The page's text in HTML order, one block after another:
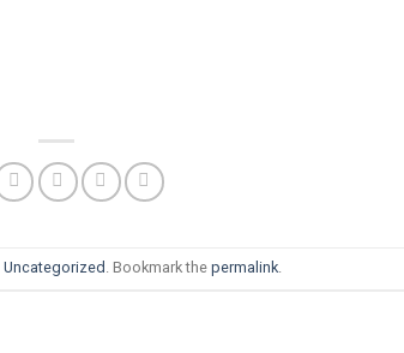
Uncategorized . Bookmark the permalink.